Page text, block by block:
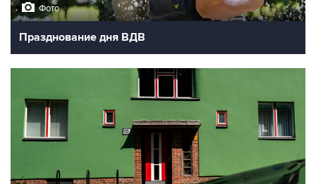
Фото
Празднование дня ВДВ